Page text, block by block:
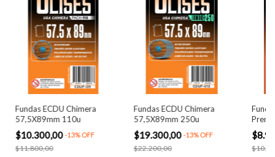
Fundas ECDU Chimera
57,5X89mm 110u
$10.300,00-13%OFF
$11.800,00
Fundas ECDU Chimera
57,5X89mm 250u
$19.300,00-13%OFF
$22.200,00